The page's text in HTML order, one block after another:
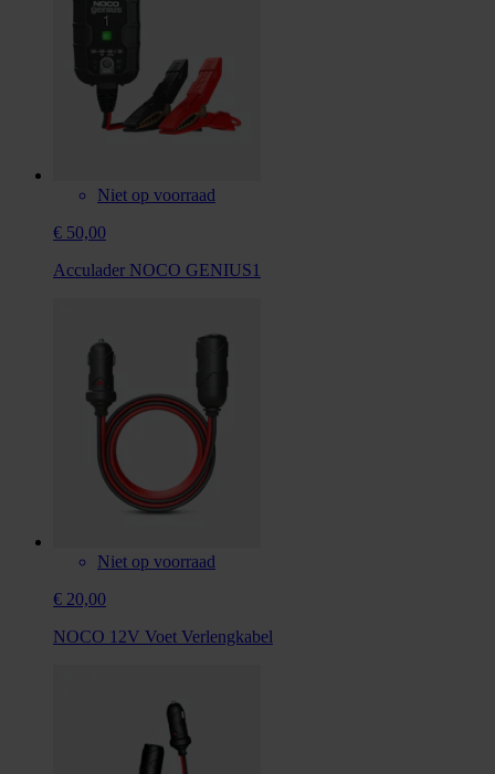
Niet op voorraad
€ 50,00
Acculader NOCO GENIUS1
Niet op voorraad
€ 20,00
NOCO 12V Voet Verlengkabel